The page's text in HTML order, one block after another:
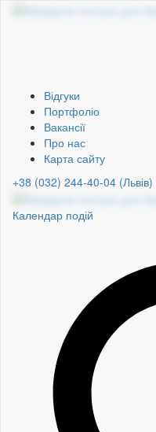
Відгуки
Портфоліо
Вакансії
Про нас
Карта сайту
+38 (032) 244-40-04 (Львів)
Календар подій